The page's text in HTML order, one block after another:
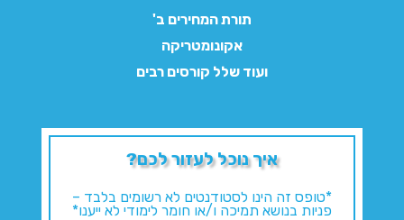
תורת המחירים ב'
אקונומטריקה
ועוד שלל קורסים רבים
איך נוכל לעזור לכם?
*טופס זה הינו לסטודנטים לא רשומים בלבד –
פניות בנושא תמיכה ו/או חומר לימודי לא ייענו*